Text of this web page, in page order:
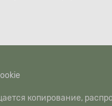
копирование,